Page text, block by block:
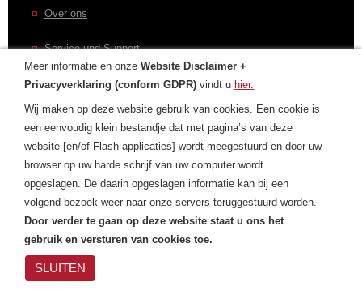
Over ons
Service und Support
Outlet Store
Gratis Catalogus
Showrooms & Partners
Contactformulier
Meer informatie en onze Website Disclaimer +
Privacyverklaring (conform GDPR) vindt u hier.
Wij maken op deze website gebruik van cookies. Een cookie is
een eenvoudig klein bestandje dat met pagina’s van deze
website [en/of Flash-applicaties] wordt meegestuurd en door uw
browser op uw harde schrijf van uw computer wordt
opgeslagen. De daarin opgeslagen informatie kan bij een
volgend bezoek weer naar onze servers teruggestuurd worden.
Door verder te gaan op deze website staat u ons het
gebruik en versturen van cookies toe.
SLUITEN